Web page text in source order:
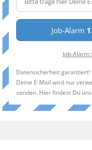
Job-Alarm
Job-
Datensicherheit garantiert!
Deine E-Mail wird nur
senden. Hier findest Du